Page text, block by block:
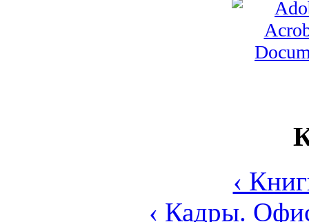
‹
‹ Кадры.